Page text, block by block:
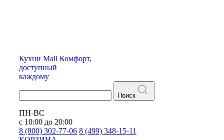
Кухни Mall Комфорт,
доступный
каждому
Поиск
ПН-ВС
с 10:00 до 20:00
8 (800) 302-77-06 8 (499) 348-15-11